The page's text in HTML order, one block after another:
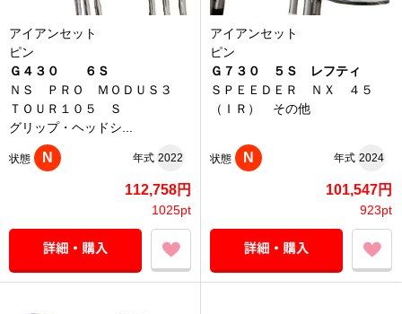
アイアンセット
ピン
Ｇ４３０ ６Ｓ
ＮＳ ＰＲＯ ＭＯＤＵＳ３
ＴＯＵＲ１０５ Ｓ
グリップ・ヘッドシ...
状態 N 年式 2022
112,758円
1025pt
アイアンセット
ピン
Ｇ７３０ ５Ｓ レフティ
ＳＰＥＥＤＥＲ ＮＸ ４５
（ＩＲ） その他
状態 N 年式 2024
101,547円
923pt